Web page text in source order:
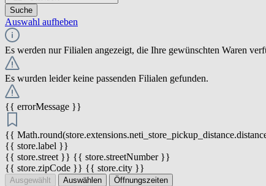
Suche
Auswahl aufheben
Es werden nur Filialen angezeigt, die Ihre gewünschten Waren
Es wurden leider keine passenden Filialen gefunden.
{{ errorMessage }}
{{
{{ store.label }}
{{ store.street }} {{ store.streetNumber }}
{{ store.zipCode }} {{ store.city }}
Ausgewählt Auswählen Öffnungszeiten